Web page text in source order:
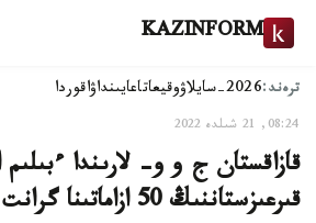
KAZINFORM
ترەند:2026-سايلاۋ وقيعاتاعايىنداۋاقوردا
08:24, 21 شىلدە 2022
قازاقستان ج و و- لارىندا ءبىلىم
قىرعىزستاننىڭ 50 ازاماتىنا گرانت بولىنەدى